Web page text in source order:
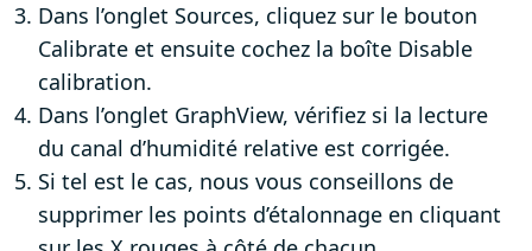
Dans l’onglet Sources, cliquez sur le bouton
Calibrate et ensuite cochez la boîte Disable
calibration.
Dans l’onglet GraphView, vérifiez si la lecture
du canal d’humidité relative est corrigée.
Si tel est le cas, nous vous conseillons de
supprimer les points d’étalonnage en cliquant